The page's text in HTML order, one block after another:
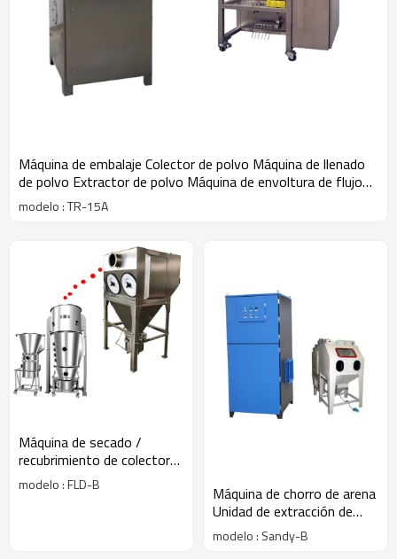
Máquina de embalaje Colector de polvo Máquina de llenado
de polvo Extractor de polvo Máquina de envoltura de flujo
Deduster
modelo : TR-15A
Máquina de secado /
recubrimiento de colector
de polvo secundario de
lecho fluidizado
modelo : FLD-B
Máquina de chorro de arena
Unidad de extracción de
polvo Tipo de succión
Colector de polvo de chorro
modelo : Sandy-B